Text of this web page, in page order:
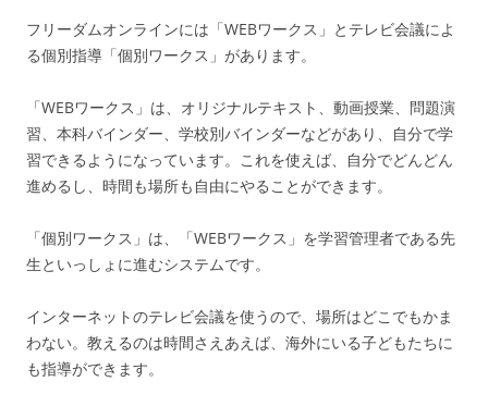
フリーダムオンラインには「WEBワークス」とテレビ会議によ
る個別指導「個別ワークス」があります。
「WEBワークス」は、オリジナルテキスト、動画授業、問題演
習、本科バインダー、学校別バインダーなどがあり、自分で学
習できるようになっています。これを使えば、自分でどんどん
進めるし、時間も場所も自由にやることができます。
「個別ワークス」は、「WEBワークス」を学習管理者である先
生といっしょに進むシステムです。
インターネットのテレビ会議を使うので、場所はどこでもかま
わない。教えるのは時間さえあえば、海外にいる子どもたちに
も指導ができます。